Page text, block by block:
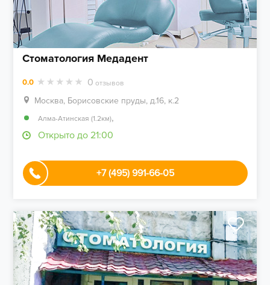
Стоматология Медадент
0.0 0 отзывов
Москва, Борисовские пруды, д.16, к.2
Алма-Атинская (1.2км),
Открыто до 21:00
+7 (495) 991-66-05